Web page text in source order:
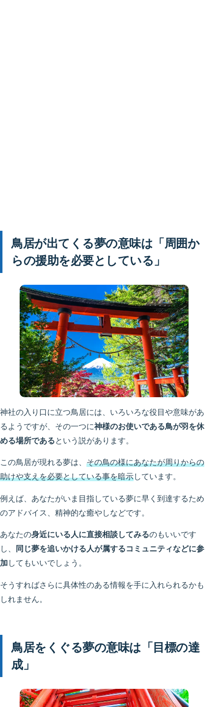
鳥居が出てくる夢の意味は「周囲か
らの援助を必要としている」
神社の入り口に立つ鳥居には、いろいろな役目や意味があ
るようですが、その一つに神様のお使いである鳥が羽を休
める場所であるという説があります。
この鳥居が現れる夢は、 その鳥の様にあなたが周りからの
助けや支えを必要としている事を暗示しています。
例えば、あなたがいま目指している夢に早く到達するため
のアドバイス、精神的な癒やしなどです。
あなたの身近にいる人に直接相談してみるのもいいです
し、
同じ夢を追いかける人が属するコミュニティなどに参
加 してもいいでしょう。
そうすればさらに具体性のある情報を手に入れられるかも
しれません。
鳥居をくぐる夢の意味は「目標の達
成」